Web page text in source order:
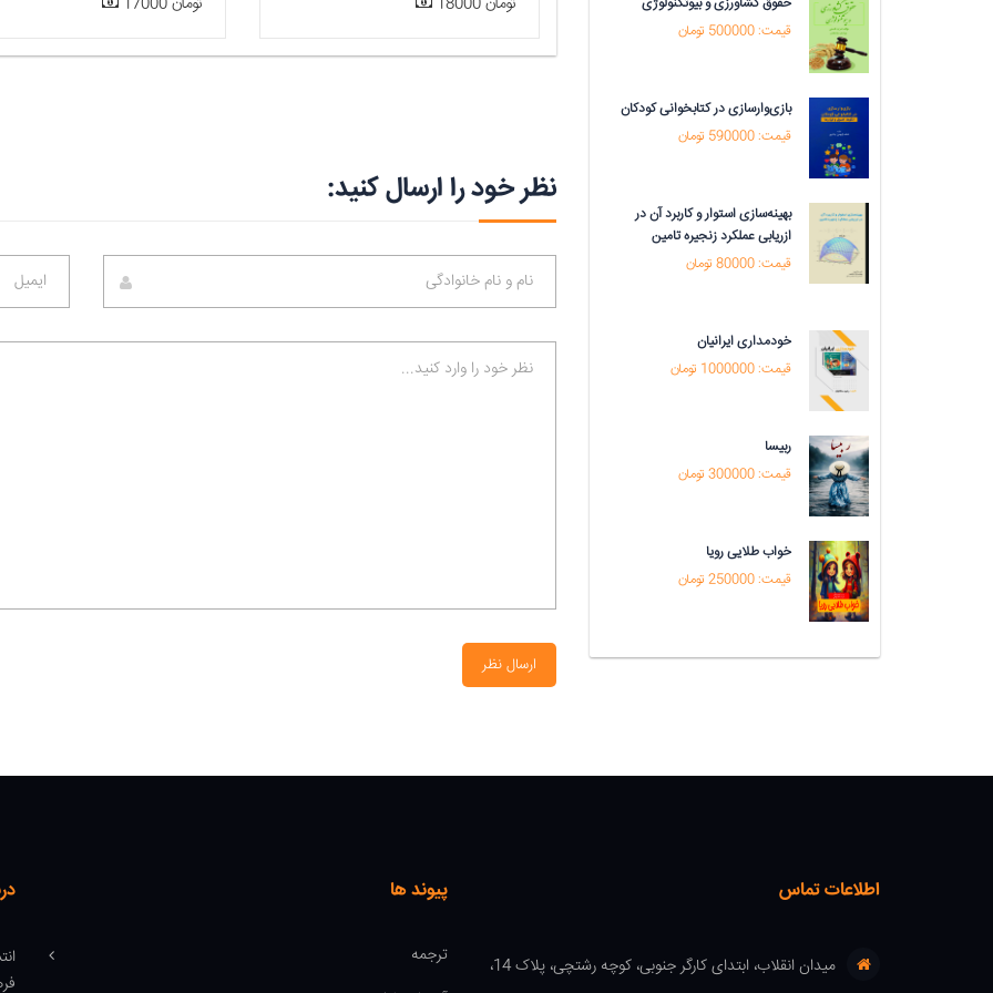
نظر خود را ارسال کنید:
ارسال نظر
قیمت: 500000 تومان
بازی‌وارسازی در کتابخوانی کودکان
قیمت: 590000 تومان
بهینه‌سازی استوار و کاربرد آن در
ازریابی عملکرد زنجیره تامین
قیمت: 80000 تومان
خودمداری ایرانیان
قیمت: 1000000 تومان
ربیسا
قیمت: 300000 تومان
خواب طلایی رویا
قیمت: 250000 تومان
اطلاعات تماس
میدان انقلاب، ابتدای کارگر جنوبی، کوچه رشتچی، پلاک 14،
پیوند ها
ترجمه